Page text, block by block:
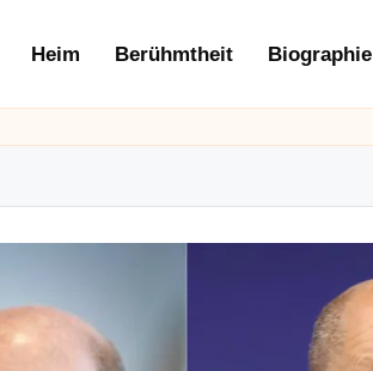
Heim Berühmtheit Biographie